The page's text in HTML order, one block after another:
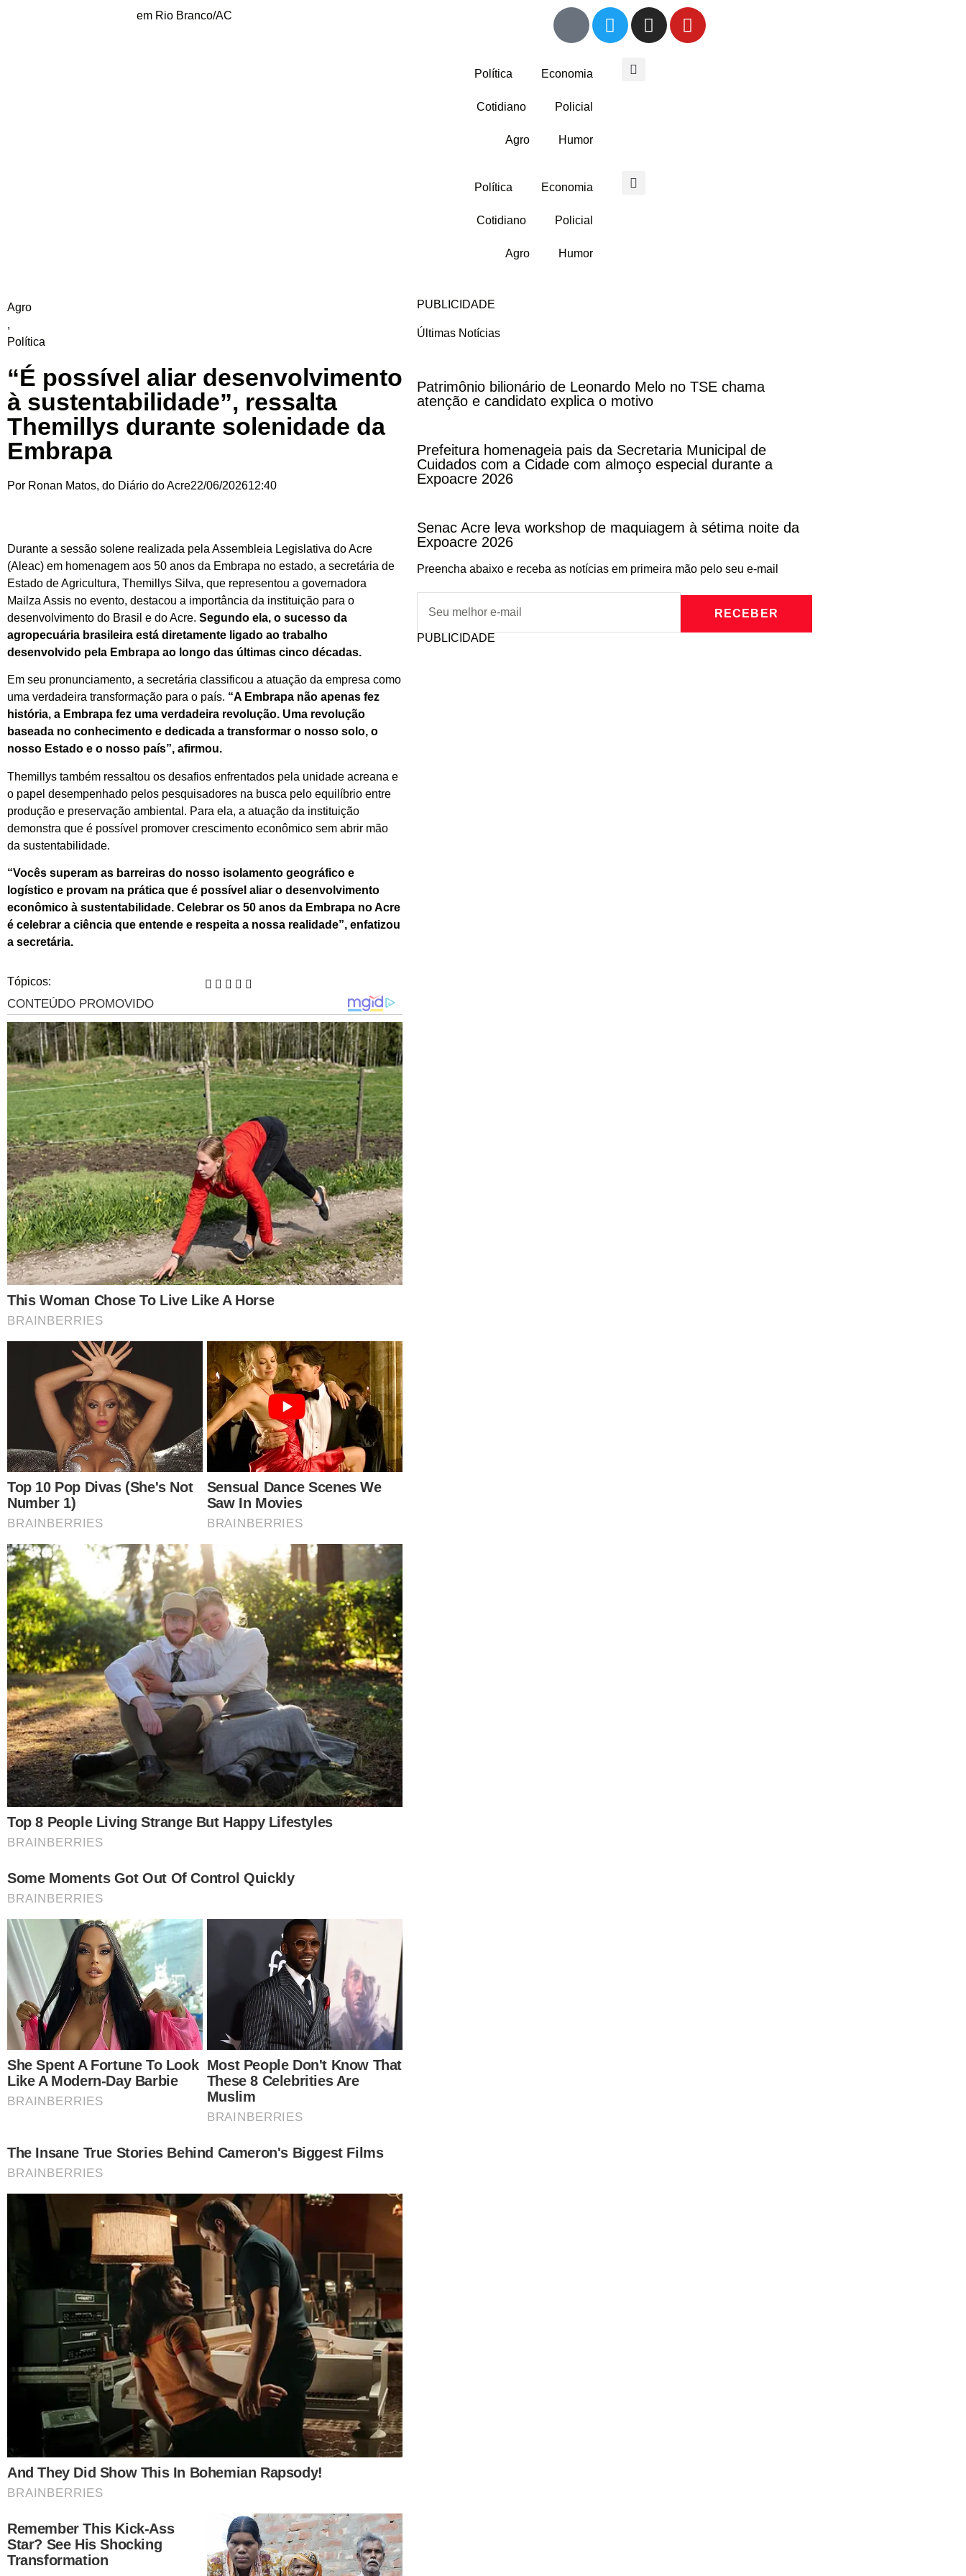
em Rio Branco/AC
Política Economia
Cotidiano Policial
Agro Humor
Política Economia
Cotidiano Policial
Agro Humor
Agro
,
Política
“É possível aliar desenvolvimento
à sustentabilidade”, ressalta
Themillys durante solenidade da
Embrapa
Por Ronan Matos, do Diário do Acre22/06/202612:40
Durante a sessão solene realizada pela Assembleia Legislativa do Acre
(Aleac) em homenagem aos 50 anos da Embrapa no estado, a secretária de
Estado de Agricultura, Themillys Silva, que representou a governadora
Mailza Assis no evento, destacou a importância da instituição para o
desenvolvimento do Brasil e do Acre. Segundo ela, o sucesso da
agropecuária brasileira está diretamente ligado ao trabalho
desenvolvido pela Embrapa ao longo das últimas cinco décadas.
Em seu pronunciamento, a secretária classificou a atuação da empresa como
uma verdadeira transformação para o país. “A Embrapa não apenas fez
história, a Embrapa fez uma verdadeira revolução. Uma revolução
baseada no conhecimento e dedicada a transformar o nosso solo, o
nosso Estado e o nosso país”, afirmou.
Themillys também ressaltou os desafios enfrentados pela unidade acreana e
o papel desempenhado pelos pesquisadores na busca pelo equilíbrio entre
produção e preservação ambiental. Para ela, a atuação da instituição
demonstra que é possível promover crescimento econômico sem abrir mão
da sustentabilidade.
“Vocês superam as barreiras do nosso isolamento geográfico e
logístico e provam na prática que é possível aliar o desenvolvimento
econômico à sustentabilidade. Celebrar os 50 anos da Embrapa no Acre
é celebrar a ciência que entende e respeita a nossa realidade”, enfatizou
a secretária.
Tópicos:
PUBLICIDADE
Últimas Notícias
Patrimônio bilionário de Leonardo Melo no TSE chama
atenção e candidato explica o motivo
Prefeitura homenageia pais da Secretaria Municipal de
Cuidados com a Cidade com almoço especial durante a
Expoacre 2026
Senac Acre leva workshop de maquiagem à sétima noite da
Expoacre 2026
Preencha abaixo e receba as notícias em primeira mão pelo seu e-mail
RECEBER
PUBLICIDADE